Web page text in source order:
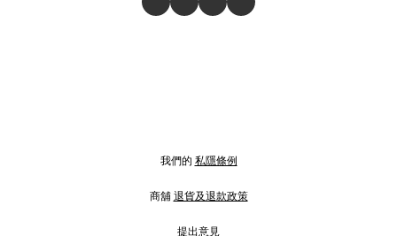
我們的 私隱條例
商舖 退貨及退款政策
提出意見